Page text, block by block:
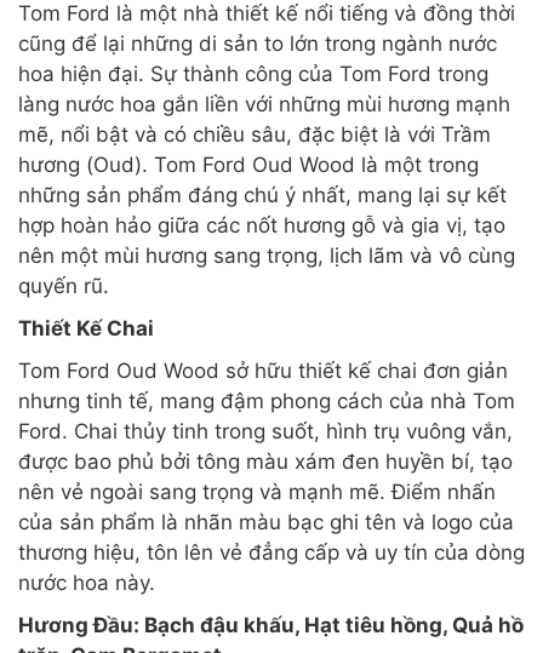
Tom Ford là một nhà thiết kế nổi tiếng và đồng thời
cũng để lại những di sản to lớn trong ngành nước
hoa hiện đại. Sự thành công của Tom Ford trong
làng nước hoa gắn liền với những mùi hương mạnh
mẽ, nổi bật và có chiều sâu, đặc biệt là với Trầm
hương (Oud). Tom Ford Oud Wood là một trong
những sản phẩm đáng chú ý nhất, mang lại sự kết
hợp hoàn hảo giữa các nốt hương gỗ và gia vị, tạo
nên một mùi hương sang trọng, lịch lãm và vô cùng
quyến rũ.
Thiết Kế Chai
Tom Ford Oud Wood sở hữu thiết kế chai đơn giản
nhưng tinh tế, mang đậm phong cách của nhà Tom
Ford. Chai thủy tinh trong suốt, hình trụ vuông vắn,
được bao phủ bởi tông màu xám đen huyền bí, tạo
nên vẻ ngoài sang trọng và mạnh mẽ. Điểm nhấn
của sản phẩm là nhãn màu bạc ghi tên và logo của
thương hiệu, tôn lên vẻ đẳng cấp và uy tín của dòng
nước hoa này.
Hương Đầu: Bạch đậu khấu, Hạt tiêu hồng, Quả hồ